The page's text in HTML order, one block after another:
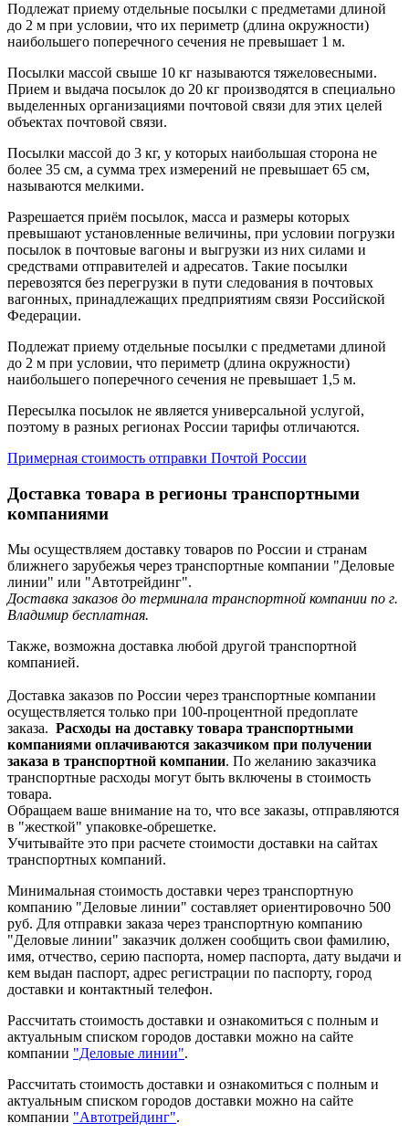
Подлежат приему отдельные посылки с предметами длиной
до 2 м при условии, что их периметр (длина окружности)
наибольшего поперечного сечения не превышает 1 м.
Посылки массой свыше 10 кг называются тяжеловесными.
Прием и выдача посылок до 20 кг производятся в специально
выделенных организациями почтовой связи для этих целей
объектах почтовой связи.
Посылки массой до 3 кг, у которых наибольшая сторона не
более 35 см, а сумма трех измерений не превышает 65 см,
называются мелкими.
Разрешается приём посылок, масса и размеры которых
превышают установленные величины, при условии погрузки
посылок в почтовые вагоны и выгрузки из них силами и
средствами отправителей и адресатов. Такие посылки
перевозятся без перегрузки в пути следования в почтовых
вагонных, принадлежащих предприятиям связи Российской
Федерации.
Подлежат приему отдельные посылки с предметами длиной
до 2 м при условии, что периметр (длина окружности)
наибольшего поперечного сечения не превышает 1,5 м.
Пересылка посылок не является универсальной услугой,
поэтому в разных регионах России тарифы отличаются.
Примерная стоимость отправки Почтой России
Доставка товара в регионы транспортными
компаниями
Мы осуществляем доставку товаров по России и странам
ближнего зарубежья через транспортные компании "Деловые
линии" или "Автотрейдинг".
Доставка заказов до терминала транспортной компании по г.
Владимир бесплатная.
Также, возможна доставка любой другой транспортной
компанией.
Доставка заказов по России через транспортные компании
осуществляется только при 100-процентной предоплате
заказа. Расходы на доставку товара транспортными
компаниями оплачиваются заказчиком при получении
заказа в транспортной компании. По желанию заказчика
транспортные расходы могут быть включены в стоимость
товара.
Обращаем ваше внимание на то, что все заказы, отправляются
в "жесткой" упаковке-обрешетке.
Учитывайте это при расчете стоимости доставки на сайтах
транспортных компаний.
Минимальная стоимость доставки через транспортную
компанию "Деловые линии" составляет ориентировочно 500
руб. Для отправки заказа через транспортную компанию
"Деловые линии" заказчик должен сообщить свои фамилию,
имя, отчество, серию паспорта, номер паспорта, дату выдачи и
кем выдан паспорт, адрес регистрации по паспорту, город
доставки и контактный телефон.
Рассчитать стоимость доставки и ознакомиться с полным и
актуальным списком городов доставки можно на сайте
компании "Деловые линии".
Рассчитать стоимость доставки и ознакомиться с полным и
актуальным списком городов доставки можно на сайте
компании "Автотрейдинг".